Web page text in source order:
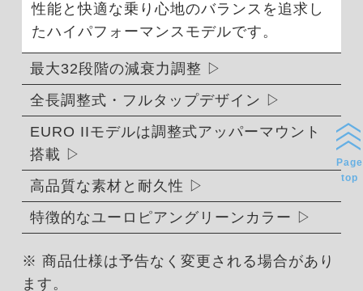
性能と快適な乗り心地のバランスを追求し
たハイパフォーマンスモデルです。
最大32段階の減衰力調整
全長調整式・フルタップデザイン
EURO IIモデルは調整式アッパーマウント
搭載
高品質な素材と耐久性
特徴的なユーロピアングリーンカラー
※ 商品仕様は予告なく変更される場合があり
ます。
Page
top